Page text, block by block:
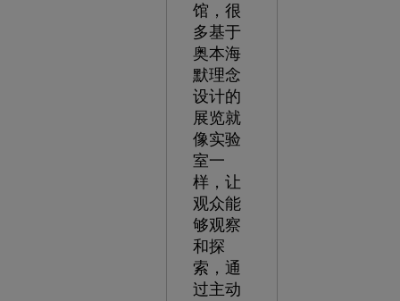
馆，很
多基于
奥本海
默理念
设计的
展览就
像实验
室一
样，让
观众能
够观察
和探
索，通
过主动